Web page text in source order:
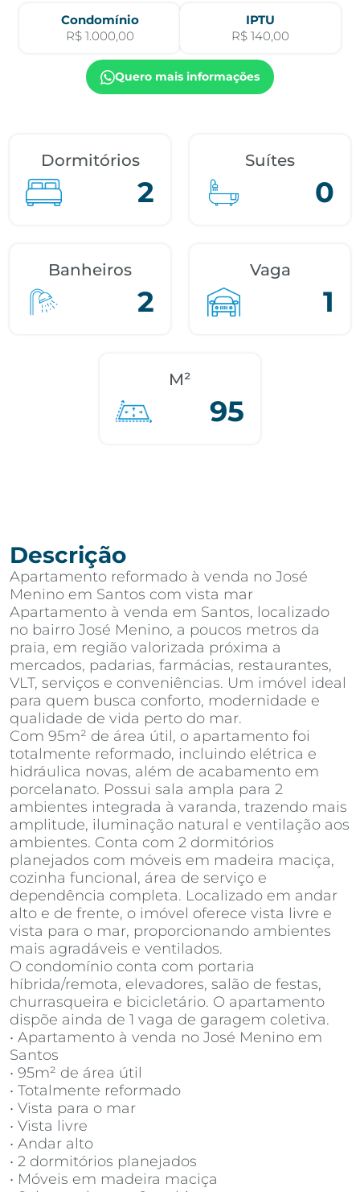
Condomínio
R$ 1.000,00
IPTU
R$ 140,00
Quero mais informações
Dormitórios
2
Suítes
0
Banheiros
2
Vaga
1
M²
95
Descrição
Apartamento reformado à venda no José
Menino em Santos com vista mar
Apartamento à venda em Santos, localizado
no bairro José Menino, a poucos metros da
praia, em região valorizada próxima a
mercados, padarias, farmácias, restaurantes,
VLT, serviços e conveniências. Um imóvel ideal
para quem busca conforto, modernidade e
qualidade de vida perto do mar.
Com 95m² de área útil, o apartamento foi
totalmente reformado, incluindo elétrica e
hidráulica novas, além de acabamento em
porcelanato. Possui sala ampla para 2
ambientes integrada à varanda, trazendo mais
amplitude, iluminação natural e ventilação aos
ambientes. Conta com 2 dormitórios
planejados com móveis em madeira maciça,
cozinha funcional, área de serviço e
dependência completa. Localizado em andar
alto e de frente, o imóvel oferece vista livre e
vista para o mar, proporcionando ambientes
mais agradáveis e ventilados.
O condomínio conta com portaria
híbrida/remota, elevadores, salão de festas,
churrasqueira e bicicletário. O apartamento
dispõe ainda de 1 vaga de garagem coletiva.
• Apartamento à venda no José Menino em
Santos
• 95m² de área útil
• Totalmente reformado
• Vista para o mar
• Vista livre
• Andar alto
• 2 dormitórios planejados
• Móveis em madeira maciça